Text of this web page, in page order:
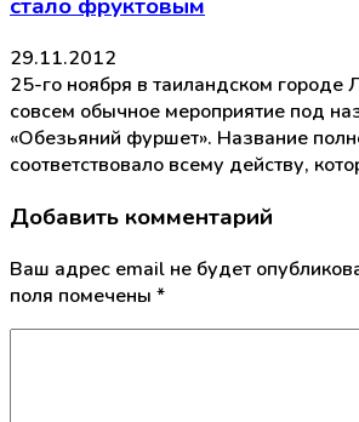
стало фруктовым
29.11.2012
25-го ноября в таиландском городе
совсем обычное мероприятие под
«Обезьяний фуршет». Название
соответствовало всему действу,
Добавить комментарий
Ваш адрес email не будет
поля помечены *